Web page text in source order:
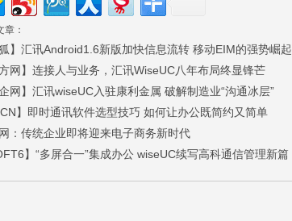
章：
狐】汇讯Android1.6新版加快信息流转 移动EIM的强势崛起
方网】连接人与业务，汇讯WiseUC八年布局终显锋芒
企网】汇讯wiseUC入驻康利金属 破解制造业“沟通冰层”
】即时通讯软件选型技巧 如何让办公既简约又简单
：传统企业即将迎来电子商务新时代
】“多屏合一”集成办公 wiseUC续写高科通信管理新篇